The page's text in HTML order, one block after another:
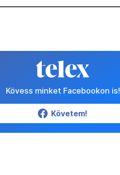
Kövess minket Facebookon is!
Követem!